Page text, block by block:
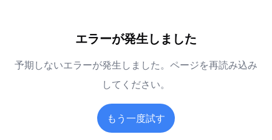
エラーが発生しました
予期しないエラーが発生しました。ページを再読み込み
してください。
もう一度試す